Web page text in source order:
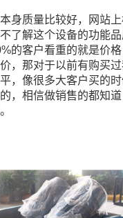
身质量比较好，网站
了解这个设备的功能
的客户看重的就是价
，那对于以前有购买
，像很多大客户买的
，相信做销售的都知